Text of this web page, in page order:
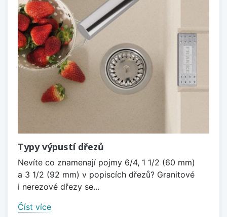
Typy výpustí dřezů
Nevíte co znamenají pojmy 6/4, 1 1/2 (60 mm)
a 3 1/2 (92 mm) v popiscích dřezů? Granitové
i nerezové dřezy se...
Číst více